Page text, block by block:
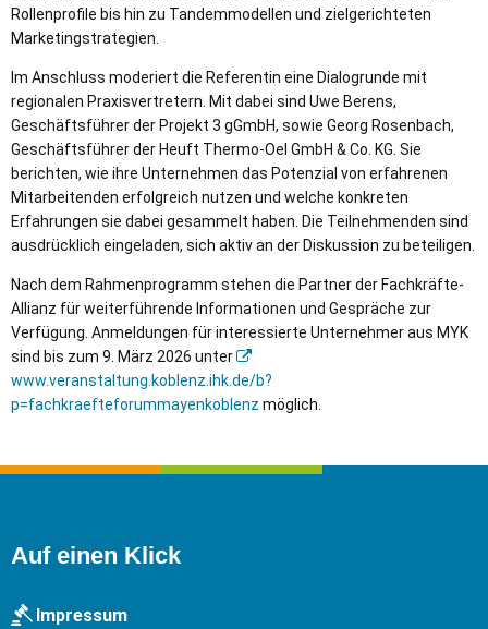
Rollenprofile bis hin zu Tandemmodellen und zielgerichteten
Marketingstrategien.
Im Anschluss moderiert die Referentin eine Dialogrunde mit
regionalen Praxisvertretern. Mit dabei sind Uwe Berens,
Geschäftsführer der Projekt 3 gGmbH, sowie Georg Rosenbach,
Geschäftsführer der Heuft Thermo-Oel GmbH & Co. KG. Sie
berichten, wie ihre Unternehmen das Potenzial von erfahrenen
Mitarbeitenden erfolgreich nutzen und welche konkreten
Erfahrungen sie dabei gesammelt haben. Die Teilnehmenden sind
ausdrücklich eingeladen, sich aktiv an der Diskussion zu beteiligen.
Nach dem Rahmenprogramm stehen die Partner der Fachkräfte-
Allianz für weiterführende Informationen und Gespräche zur
Verfügung. Anmeldungen für interessierte Unternehmer aus MYK
sind bis zum 9. März 2026 unter
www.veranstaltung.koblenz.ihk.de/b?
p=fachkraefteforummayenkoblenz möglich.
Auf einen Klick
Impressum